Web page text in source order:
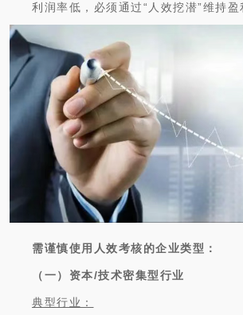
利润率低，必须通过“人效挖潜”维持盈
需谨慎使用人效考核的企业类型：
（一）资本/技术密集型行业
典型行业：